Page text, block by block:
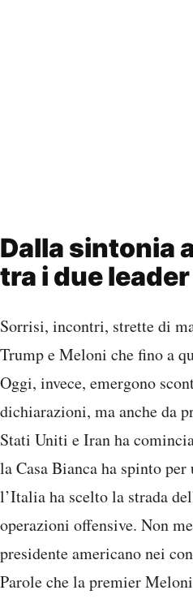
Dalla sintonia
tra i due leader
Sorrisi, incontri, strette di
Trump e Meloni che fino a
Oggi, invece, emergono
dichiarazioni, ma anche da
Stati Uniti e Iran ha
la Casa Bianca ha spinto
l’Italia ha scelto la strada
operazioni offensive. Non
presidente americano nei
Parole che la premier